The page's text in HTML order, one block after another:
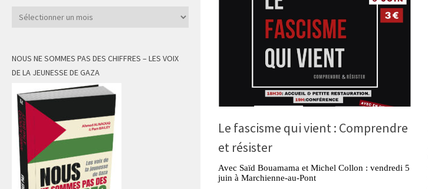
Le fascisme qui vient : Comprendre
et résister
Avec Saïd Bouamama et Michel Collon : vendredi 5
juin à Marchienne-au-Pont
Archives
NOUS NE SOMMES PAS DES CHIFFRES – LES VOIX
DE LA JEUNESSE DE GAZA